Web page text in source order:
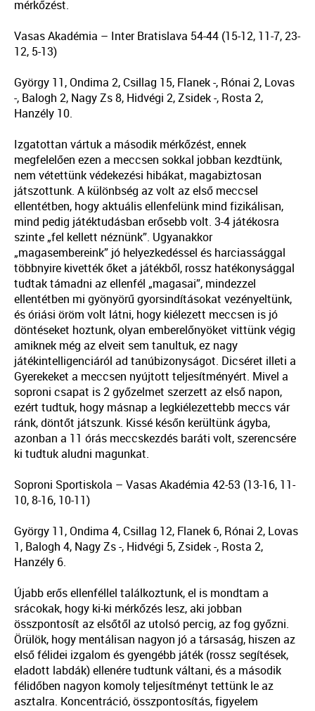
mérkőzést.
Vasas Akadémia – Inter Bratislava 54-44 (15-12, 11-7, 23-
12, 5-13)
György 11, Ondima 2, Csillag 15, Flanek -, Rónai 2, Lovas
-, Balogh 2, Nagy Zs 8, Hidvégi 2, Zsidek -, Rosta 2,
Hanzély 10.
Izgatottan vártuk a második mérkőzést, ennek
megfelelően ezen a meccsen sokkal jobban kezdtünk,
nem vétettünk védekezési hibákat, magabiztosan
játszottunk. A különbség az volt az első meccsel
ellentétben, hogy aktuális ellenfelünk mind fizikálisan,
mind pedig játéktudásban erősebb volt. 3-4 játékosra
szinte „fel kellett néznünk”. Ugyanakkor
„magasembereink” jó helyezkedéssel és harciassággal
többnyire kivették őket a játékből, rossz hatékonysággal
tudtak támadni az ellenfél „magasai”, mindezzel
ellentétben mi gyönyörű gyorsindításokat vezényeltünk,
és óriási öröm volt látni, hogy kiélezett meccsen is jó
döntéseket hoztunk, olyan emberelőnyöket vittünk végig
amiknek még az elveit sem tanultuk, ez nagy
játékintelligenciáról ad tanúbizonyságot. Dicséret illeti a
Gyerekeket a meccsen nyújtott teljesítményért. Mivel a
soproni csapat is 2 győzelmet szerzett az első napon,
ezért tudtuk, hogy másnap a legkiélezettebb meccs vár
ránk, döntőt játszunk. Kissé későn kerültünk ágyba,
azonban a 11 órás meccskezdés baráti volt, szerencsére
ki tudtuk aludni magunkat.
Soproni Sportiskola – Vasas Akadémia 42-53 (13-16, 11-
10, 8-16, 10-11)
György 11, Ondima 4, Csillag 12, Flanek 6, Rónai 2, Lovas
1, Balogh 4, Nagy Zs -, Hidvégi 5, Zsidek -, Rosta 2,
Hanzély 6.
Újabb erős ellenféllel találkoztunk, el is mondtam a
srácokak, hogy ki-ki mérkőzés lesz, aki jobban
összpontosít az elsőtől az utolsó percig, az fog győzni.
Örülök, hogy mentálisan nagyon jó a társaság, hiszen az
első félidei izgalom és gyengébb játék (rossz segítések,
eladott labdák) ellenére tudtunk váltani, és a második
félidőben nagyon komoly teljesítményt tettünk le az
asztalra. Koncentráció, összpontosítás, figyelem